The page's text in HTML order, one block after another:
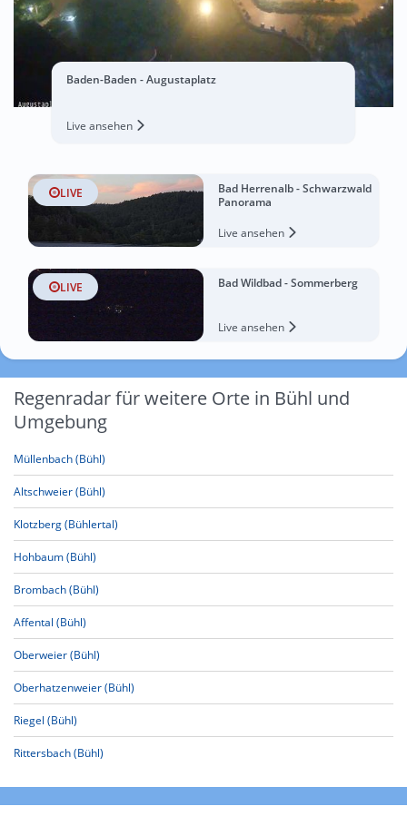
Baden-Baden - Augustaplatz
Live ansehen
LIVE
Bad Herrenalb - Schwarzwald
Panorama
Live ansehen
LIVE Bad Wildbad - Sommerberg
Live ansehen
Regenradar für weitere Orte in Bühl und
Umgebung
Müllenbach (Bühl)
Altschweier (Bühl)
Klotzberg (Bühlertal)
Hohbaum (Bühl)
Brombach (Bühl)
Affental (Bühl)
Oberweier (Bühl)
Oberhatzenweier (Bühl)
Riegel (Bühl)
Rittersbach (Bühl)